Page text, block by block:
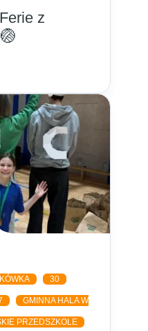
z
30
GMINNA HALA W
PRZEDSZKOLE